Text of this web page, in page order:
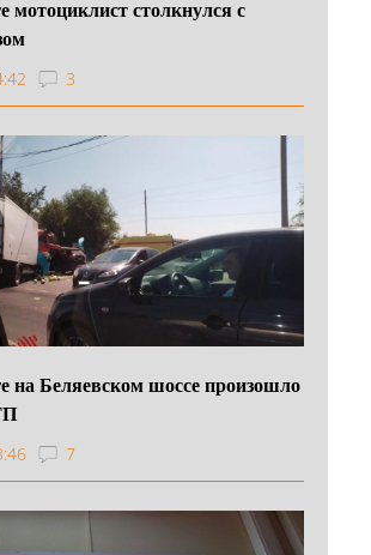
мотоциклист столкнулся с
3
на Беляевском шоссе произошло
7